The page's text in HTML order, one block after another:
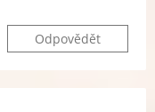
Odpovědět